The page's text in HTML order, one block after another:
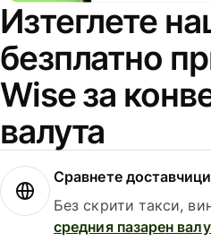
Изтеглете
безплатно
Wise за
валута
Сравнете
Без скрити такси,
средния пазарен